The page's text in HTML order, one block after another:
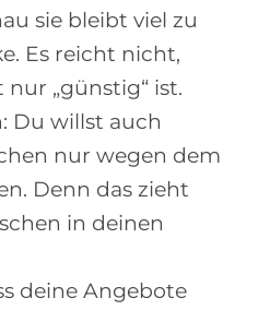
sie bleibt viel zu
Es reicht nicht,
„günstig“ ist.
Du willst auch
nur wegen dem
Denn das zieht
in deinen
deine Angebote